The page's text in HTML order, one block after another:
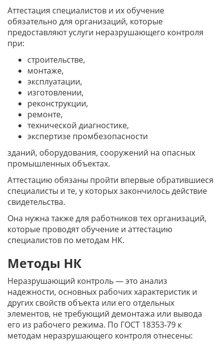
Аттестация специалистов и их обучение
обязательно для организаций, которые
предоставляют услуги неразрушающего контроля
при:
строительстве,
монтаже,
эксплуатации,
изготовлении,
реконструкции,
ремонте,
технической диагностике,
экспертизе промбезопасности
зданий, оборудования, сооружений на опасных
промышленных объектах.
Аттестацию обязаны пройти впервые обратившиеся
специалисты и те, у которых закончилось действие
свидетельства.
Она нужна также для работников тех организаций,
которые проводят обучение и аттестацию
специалистов по методам НК.
Методы НК
Неразрушающий контроль — это анализ
надежности, основных рабочих характеристик и
других свойств объекта или его отдельных
элементов, не требующий демонтажа или вывода
его из рабочего режима. По ГОСТ 18353-79 к
методам неразрушающего контроля отнесены: